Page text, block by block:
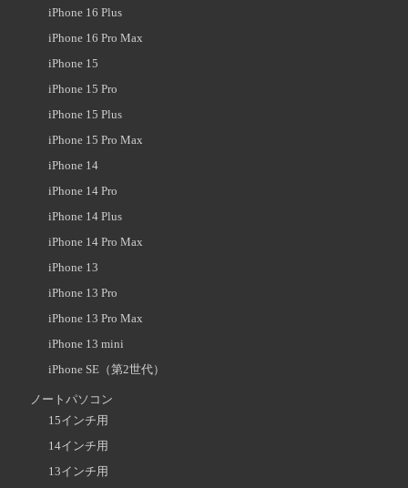
iPhone 16 Plus
iPhone 16 Pro Max
iPhone 15
iPhone 15 Pro
iPhone 15 Plus
iPhone 15 Pro Max
iPhone 14
iPhone 14 Pro
iPhone 14 Plus
iPhone 14 Pro Max
iPhone 13
iPhone 13 Pro
iPhone 13 Pro Max
iPhone 13 mini
iPhone SE（第2世代）
ノートパソコン
15インチ用
14インチ用
13インチ用